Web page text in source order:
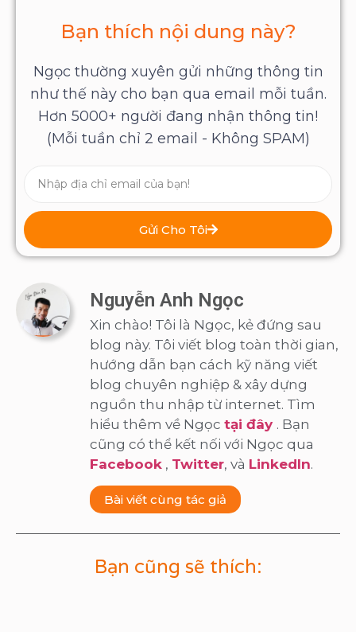
Bạn thích nội dung này?
Ngọc thường xuyên gửi những thông tin
như thế này cho bạn qua email mỗi tuần.
Hơn 5000+ người đang nhận thông tin!
(Mỗi tuần chỉ 2 email - Không SPAM)
Gửi Cho Tôi
Nguyễn Anh Ngọc
Xin chào! Tôi là Ngọc, kẻ đứng sau
blog này. Tôi viết blog toàn thời gian,
hướng dẫn bạn cách kỹ năng viết
blog chuyên nghiệp & xây dựng
nguồn thu nhập từ internet. Tìm
hiểu thêm về Ngọc tại đây . Bạn
cũng có thể kết nối với Ngọc qua
Facebook , Twitter, và LinkedIn.
Bài viết cùng tác giả
Bạn cũng sẽ thích: